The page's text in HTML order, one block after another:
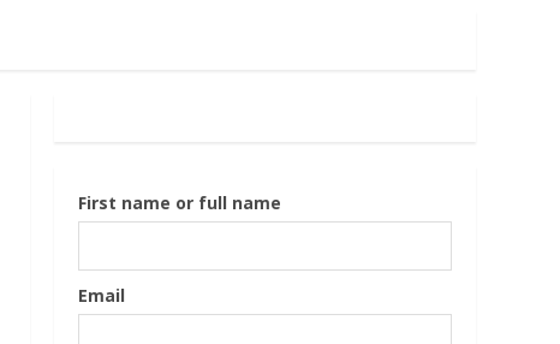
First name or full name
Email